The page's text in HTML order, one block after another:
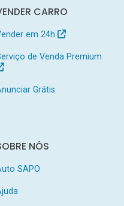
CARRO
em 24h
de Venda Premium
Grátis
NÓS
SAPO